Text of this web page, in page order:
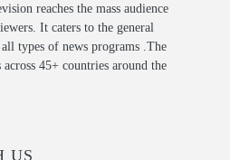
reaches the mass audience
It caters to the general
types of news programs .The
45+ countries around the
US